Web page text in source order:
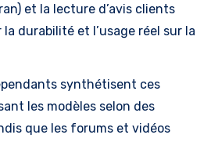
et la lecture d’avis clients
durabilité et l’usage réel sur la
synthétisent ces
les modèles selon des
que les forums et vidéos